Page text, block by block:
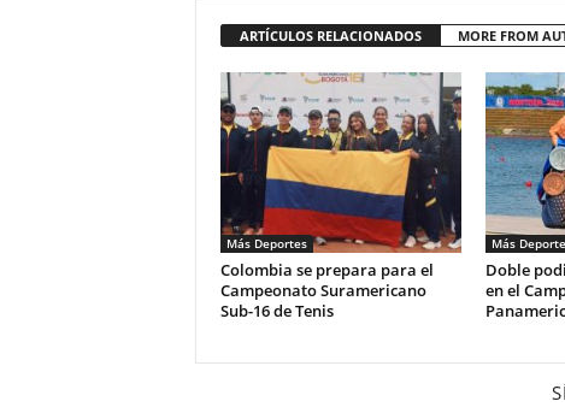
ARTÍCULOS RELACIONADOS MORE FROM
Más Deportes
Colombia se prepara para el
Campeonato Suramericano
Sub-16 de Tenis
Más
Doble
en el